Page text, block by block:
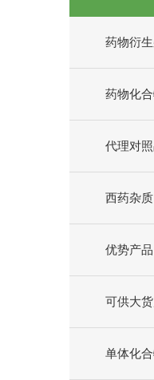
药物衍
药物化
代理对
西药杂质
优势产品
可供大
单体化